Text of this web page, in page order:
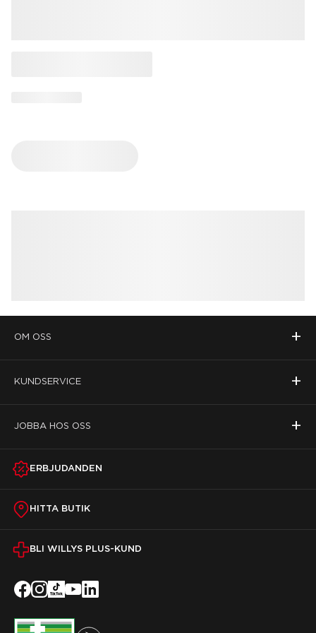
OM OSS +
KUNDSERVICE +
JOBBA HOS OSS +
ERBJUDANDEN
HITTA BUTIK
BLI WILLYS PLUS-KUND